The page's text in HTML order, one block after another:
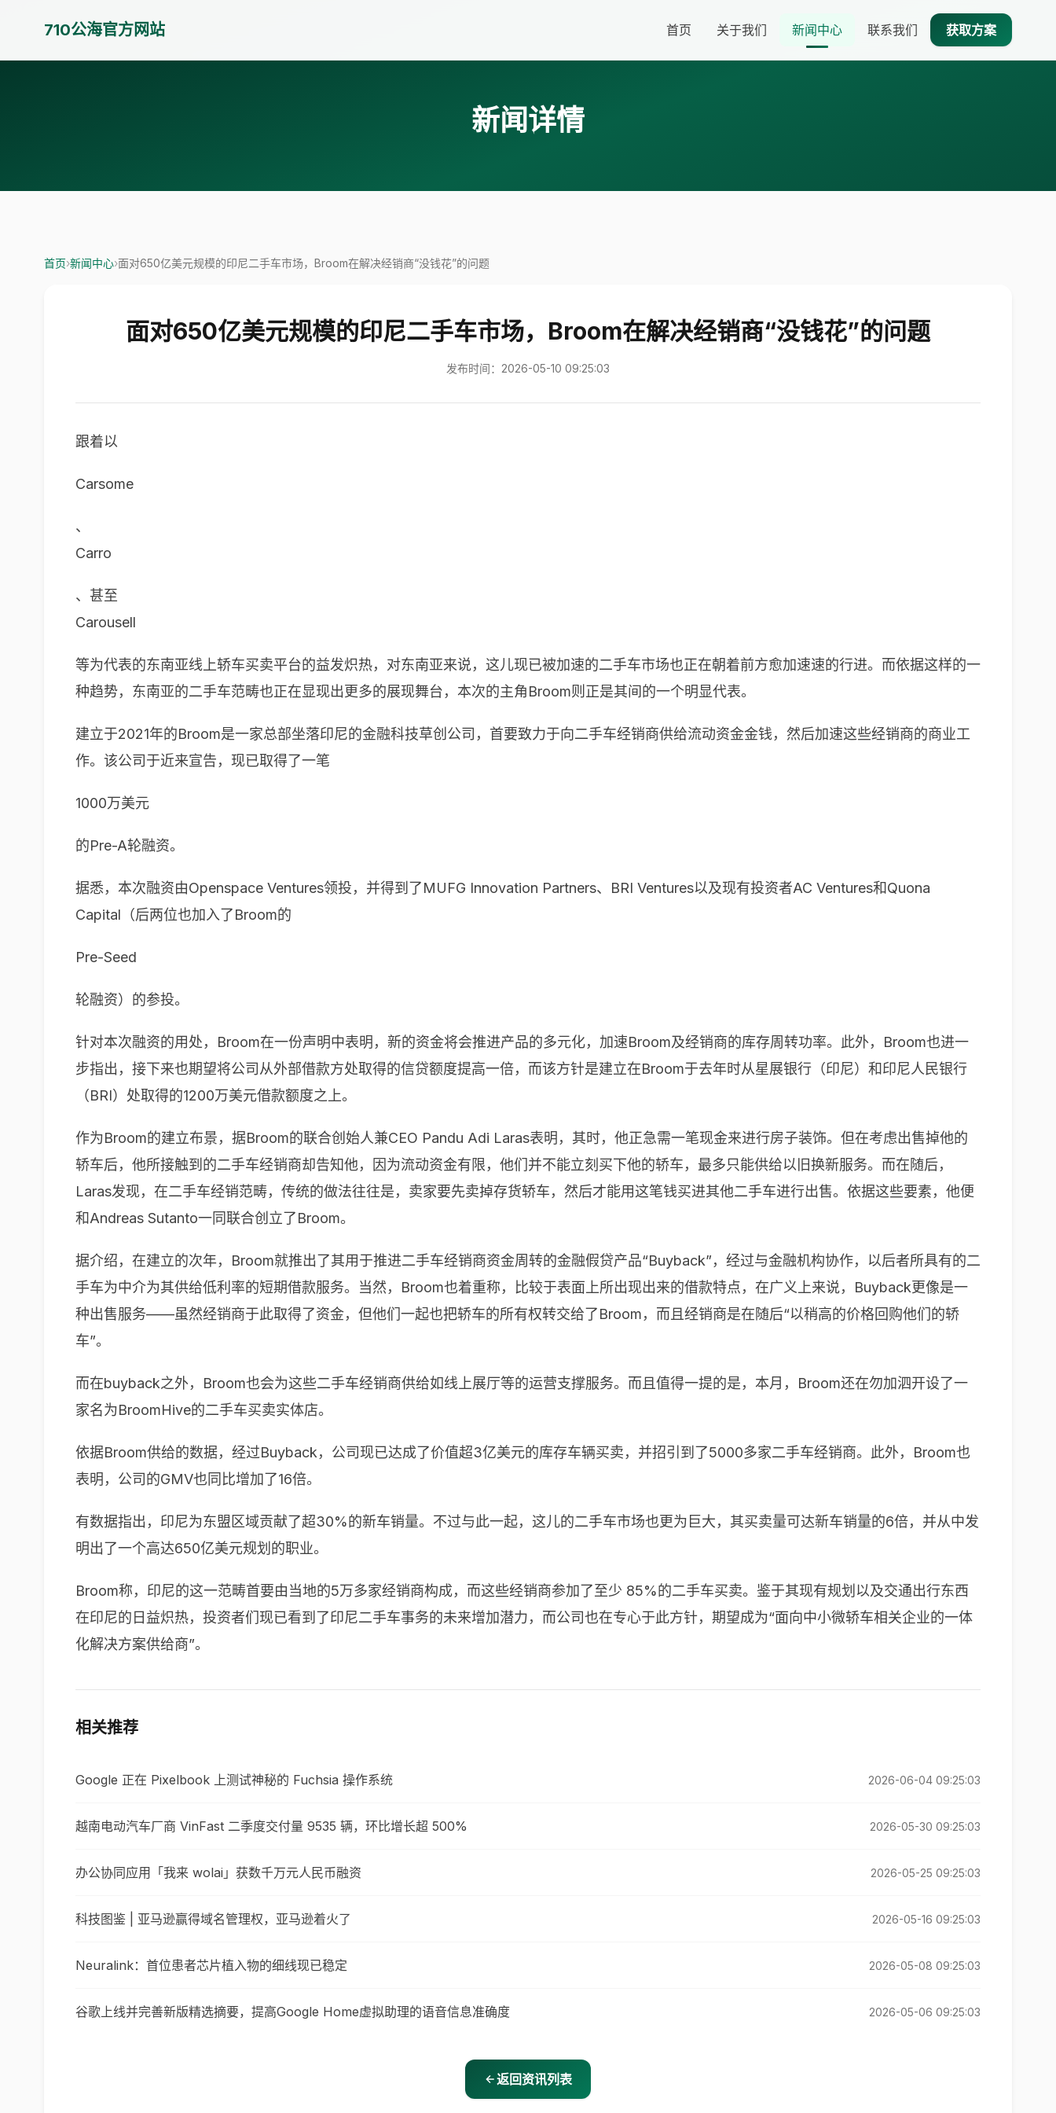
710公海官方网站 首页 关于我们 新闻中心 联系我们 获取方案
新闻详情
首页›新闻中心›面对650亿美元规模的印尼二手车市场，Broom在解决经销商“没钱花”的问题
面对650亿美元规模的印尼二手车市场，Broom在解决经销商“没钱花”的问题
发布时间：2026-05-10 09:25:03
跟着以
Carsome
、
Carro
、甚至
Carousell
等为代表的东南亚线上轿车买卖平台的益发炽热，对东南亚来说，这儿现已被加速的二手车市场也正在朝着前方愈加速速的行进。而依据这样的一
种趋势，东南亚的二手车范畴也正在显现出更多的展现舞台，本次的主角Broom则正是其间的一个明显代表。
建立于2021年的Broom是一家总部坐落印尼的金融科技草创公司，首要致力于向二手车经销商供给流动资金金钱，然后加速这些经销商的商业工
作。该公司于近来宣告，现已取得了一笔
1000万美元
的Pre-A轮融资。
据悉，本次融资由Openspace Ventures领投，并得到了MUFG Innovation Partners、BRI Ventures以及现有投资者AC Ventures和Quona
Capital（后两位也加入了Broom的
Pre-Seed
轮融资）的参投。
针对本次融资的用处，Broom在一份声明中表明，新的资金将会推进产品的多元化，加速Broom及经销商的库存周转功率。此外，Broom也进一
步指出，接下来也期望将公司从外部借款方处取得的信贷额度提高一倍，而该方针是建立在Broom于去年时从星展银行（印尼）和印尼人民银行
（BRI）处取得的1200万美元借款额度之上。
作为Broom的建立布景，据Broom的联合创始人兼CEO Pandu Adi Laras表明，其时，他正急需一笔现金来进行房子装饰。但在考虑出售掉他的
轿车后，他所接触到的二手车经销商却告知他，因为流动资金有限，他们并不能立刻买下他的轿车，最多只能供给以旧换新服务。而在随后，
Laras发现，在二手车经销范畴，传统的做法往往是，卖家要先卖掉存货轿车，然后才能用这笔钱买进其他二手车进行出售。依据这些要素，他便
和Andreas Sutanto一同联合创立了Broom。
据介绍，在建立的次年，Broom就推出了其用于推进二手车经销商资金周转的金融假贷产品“Buyback”，经过与金融机构协作，以后者所具有的二
手车为中介为其供给低利率的短期借款服务。当然，Broom也着重称，比较于表面上所出现出来的借款特点，在广义上来说，Buyback更像是一
种出售服务——虽然经销商于此取得了资金，但他们一起也把轿车的所有权转交给了Broom，而且经销商是在随后“以稍高的价格回购他们的轿
车”。
而在buyback之外，Broom也会为这些二手车经销商供给如线上展厅等的运营支撑服务。而且值得一提的是，本月，Broom还在勿加泗开设了一
家名为BroomHive的二手车买卖实体店。
依据Broom供给的数据，经过Buyback，公司现已达成了价值超3亿美元的库存车辆买卖，并招引到了5000多家二手车经销商。此外，Broom也
表明，公司的GMV也同比增加了16倍。
有数据指出，印尼为东盟区域贡献了超30%的新车销量。不过与此一起，这儿的二手车市场也更为巨大，其买卖量可达新车销量的6倍，并从中发
明出了一个高达650亿美元规划的职业。
Broom称，印尼的这一范畴首要由当地的5万多家经销商构成，而这些经销商参加了至少 85%的二手车买卖。鉴于其现有规划以及交通出行东西
在印尼的日益炽热，投资者们现已看到了印尼二手车事务的未来增加潜力，而公司也在专心于此方针，期望成为“面向中小微轿车相关企业的一体
化解决方案供给商”。
相关推荐
Google 正在 Pixelbook 上测试神秘的 Fuchsia 操作系统 2026-06-04 09:25:03
越南电动汽车厂商 VinFast 二季度交付量 9535 辆，环比增长超 500% 2026-05-30 09:25:03
办公协同应用「我来 wolai」获数千万元人民币融资 2026-05-25 09:25:03
科技图鉴 | 亚马逊赢得域名管理权，亚马逊着火了 2026-05-16 09:25:03
Neuralink：首位患者芯片植入物的细线现已稳定 2026-05-08 09:25:03
谷歌上线并完善新版精选摘要，提高Google Home虚拟助理的语音信息准确度 2026-05-06 09:25:03
返回资讯列表